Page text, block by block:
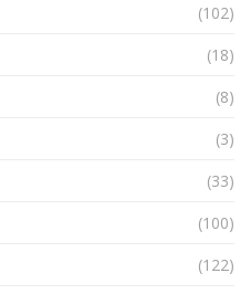
(102)
(18)
(8)
(3)
(33)
(100)
(122)